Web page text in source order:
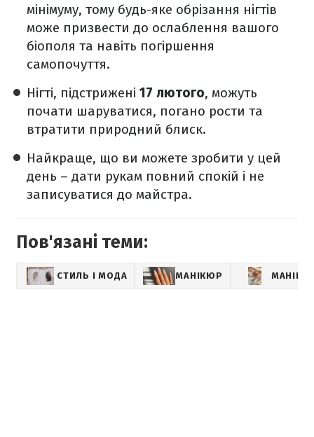
мінімуму, тому будь-яке обрізання нігтів
може призвести до ослаблення вашого
біополя та навіть погіршення
самопочуття.
Нігті, підстрижені 17 лютого, можуть
почати шаруватися, погано рости та
втратити природний блиск.
Найкраще, що ви можете зробити у цей
день – дати рукам повний спокій і не
записуватися до майстра.
Пов'язані теми:
СТИЛЬ І МОДА МАНІКЮР